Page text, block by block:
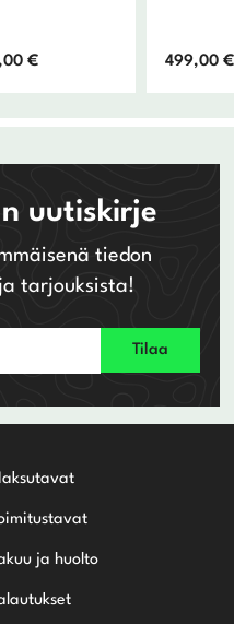
€ 499,00€
uutiskirje
tiedon
tarjouksista!
ja huolto